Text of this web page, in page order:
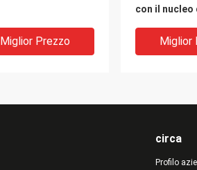
Miglior Prezzo
con il nucleo
Miglior
circa
Profilo